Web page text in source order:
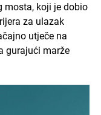
mosta, koji je dobio
za ulazak
utječe na
gurajući marže